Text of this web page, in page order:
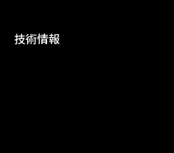
技術情報